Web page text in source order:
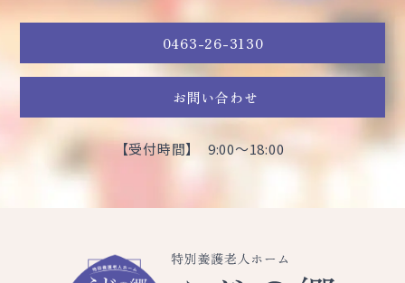
0463-26-3130
お問い合わせ
【受付時間】 9:00～18:00